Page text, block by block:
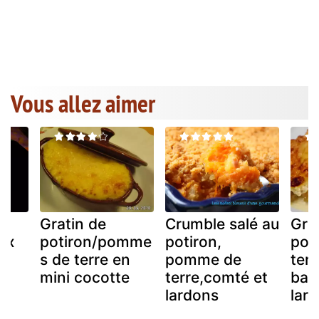
Vous allez aimer
Gratin de
potiron/pomme
s de terre en
mini cocotte
Crumble salé au
potiron,
pomme de
terre,comté et
lardons